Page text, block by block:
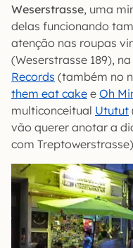
Weserstrasse, uma
delas funcionando
atenção nas roupas
(Weserstrasse 189),
Records (também no
them eat cake e Oh
multiconceitual Ututut
vão querer anotar a
com